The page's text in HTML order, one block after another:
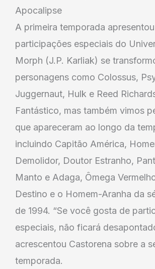
Apocalipse
A primeira temporada
participações especiais do
Morph (J.P. Karliak) se
personagens como Colossus,
Juggernaut, Hulk e Reed
Fantástico, mas também vimos
que apareceram ao longo da
incluindo Capitão América,
Demolidor, Doutor Estranho,
Manto e Adaga, Ômega
Destino e o Homem-Aranha da
de 1994. “Se você gosta de
especiais, não ficará
acrescentou Castorena sobre a
temporada.